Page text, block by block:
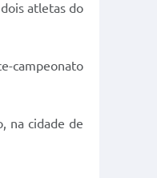
atletas do
campeonato
na cidade de